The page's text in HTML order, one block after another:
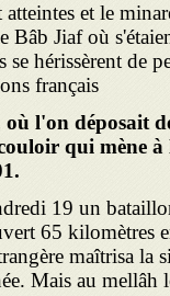
et le
Bâb Jiaf où
se hérissèrent de
français
où l'on déposait
qui mène
19 un
65 kilomètres
maîtrisa la
Mais au